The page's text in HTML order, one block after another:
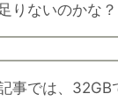
りないのかな？
事では、32GB